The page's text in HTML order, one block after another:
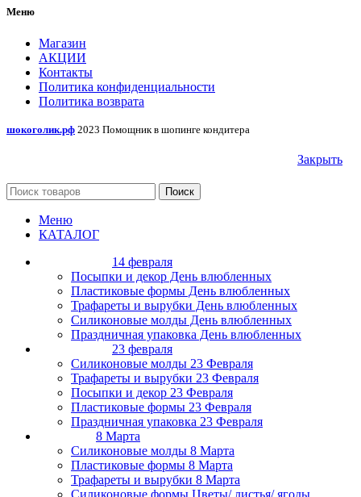
Меню
Магазин
АКЦИИ
Контакты
Политика конфиденциальности
Политика возврата
шокоголик.рф 2023 Помощник в шопинге кондитера
Закрыть
Поиск
Меню
КАТАЛОГ
14 февраля
Посыпки и декор День влюбленных
Пластиковые формы День влюбленных
Трафареты и вырубки День влюбленных
Силиконовые молды День влюбленных
Праздничная упаковка День влюбленных
23 февраля
Силиконовые молды 23 Февраля
Трафареты и вырубки 23 Февраля
Посыпки и декор 23 Февраля
Пластиковые формы 23 Февраля
Праздничная упаковка 23 Февраля
8 Марта
Силиконовые молды 8 Марта
Пластиковые формы 8 Марта
Трафареты и вырубки 8 Марта